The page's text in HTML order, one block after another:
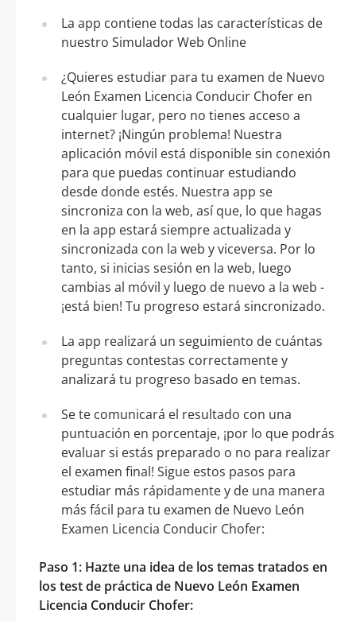
La app contiene todas las características de
nuestro Simulador Web Online
¿Quieres estudiar para tu examen de Nuevo
León Examen Licencia Conducir Chofer en
cualquier lugar, pero no tienes acceso a
internet? ¡Ningún problema! Nuestra
aplicación móvil está disponible sin conexión
para que puedas continuar estudiando
desde donde estés. Nuestra app se
sincroniza con la web, así que, lo que hagas
en la app estará siempre actualizada y
sincronizada con la web y viceversa. Por lo
tanto, si inicias sesión en la web, luego
cambias al móvil y luego de nuevo a la web -
¡está bien! Tu progreso estará sincronizado.
La app realizará un seguimiento de cuántas
preguntas contestas correctamente y
analizará tu progreso basado en temas.
Se te comunicará el resultado con una
puntuación en porcentaje, ¡por lo que podrás
evaluar si estás preparado o no para realizar
el examen final! Sigue estos pasos para
estudiar más rápidamente y de una manera
más fácil para tu examen de Nuevo León
Examen Licencia Conducir Chofer:
Paso 1: Hazte una idea de los temas tratados en
los test de práctica de Nuevo León Examen
Licencia Conducir Chofer: